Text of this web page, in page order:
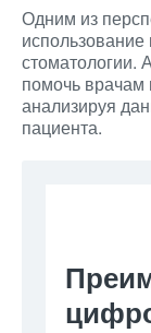
Одним из
использование
стоматологии.
помочь
анализируя
пациента.